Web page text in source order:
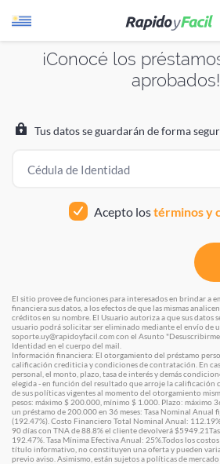
¡Conocé los
aprobados!
Tus datos se guardarán de forma
Cédula de Identidad
Acepto lostérminos y
El sitio provee de funciones para interesados en brindar a
financiera sus datos, a los efectos de que las mismas
créditos en su nombre. El Usuario autoriza a que sus datos
usuario podrá solicitar ser eliminado mediante el envío de
soporte.uy@rapidoyfacil.com con el Asunto
Identidad en el cuerpo del mail.
Información financiera: El otorgamiento del préstamo
calificación crediticia y condiciones de contratación. En
personal, el monto, plazo, tasa de interés y demás
elegida - en función del resultado que arroje la calificación
de sus políticas vigentes al momento del otorgamiento
pesos: máximo $ 200.000, mínimo $ 1.000. Plazo: máximo
un préstamo de 200.000 en 36 meses: Tasa Nominal Anual
(192.47%). Costo Financiero Total Nominal Anual:
90 días con TNA de 88.8% el cliente devolverá
192.47%. Tasa Mínima Efectiva Anual: 25%.Todos los
título informativo, no constituyen una oferta y pueden
previo aviso. Asimismo, están sujetos a políticas de
Estamos procesando
Estamos procesando
¿Cómo funciona?
Evaluamos tu perfil crediticio
puedas elegir el que más te
Te llaman de las empresas que
VOLVER